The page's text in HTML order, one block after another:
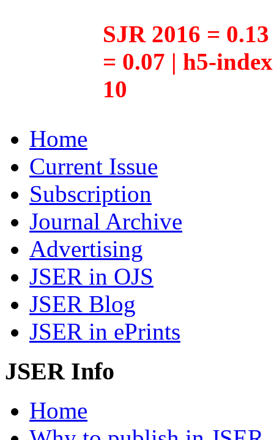
SJR 2016 =
= 0.07 | h5-
10
Home
Current Issue
Subscription
Journal Archive
Advertising
JSER in OJS
JSER Blog
JSER in ePrints
JSER Info
Home